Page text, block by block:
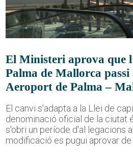
El Ministeri aprova que
Palma de Mallorca passi
Aeroport de Palma –
El canvi s'adapta a la Llei de
denominació oficial de la ciutat
s'obri un període d'al·legacions
modificació es pugui aprovar de